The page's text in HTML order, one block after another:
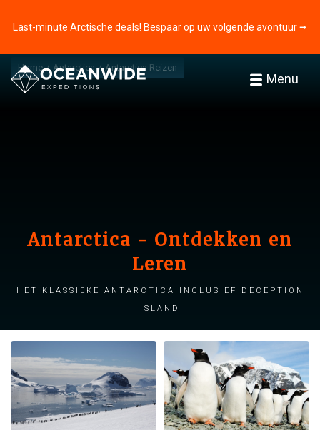
Last-minute Arctische deals! Bespaar op uw volgende avontuur ⭢
Menu
Home Antarctica Antarctica Reizen
Antarctica - Ontdekken en
Leren
Het klassieke Antarctica inclusief Deception
Island